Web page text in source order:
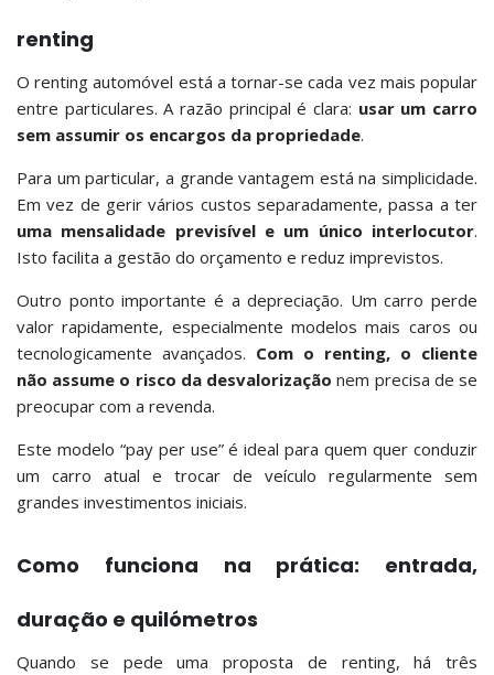
renting
O renting automóvel está a tornar-se cada vez mais popular
entre particulares. A razão principal é clara: usar um carro
sem assumir os encargos da propriedade.
Para um particular, a grande vantagem está na simplicidade.
Em vez de gerir vários custos separadamente, passa a ter
uma mensalidade previsível e um único interlocutor.
Isto facilita a gestão do orçamento e reduz imprevistos.
Outro ponto importante é a depreciação. Um carro perde
valor rapidamente, especialmente modelos mais caros ou
tecnologicamente avançados. Com o renting, o cliente
não assume o risco da desvalorização nem precisa de se
preocupar com a revenda.
Este modelo “pay per use” é ideal para quem quer conduzir
um carro atual e trocar de veículo regularmente sem
grandes investimentos iniciais.
Como funciona na prática: entrada,
duração e quilómetros
Quando se pede uma proposta de renting, há três